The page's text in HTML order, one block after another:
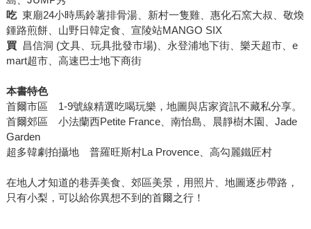
吃東廟24小時馬鈴薯排骨湯、新村一隻雞、惠化石窯大叔、敬煥
鍾路煎餅、山野日韓定食、宣陵站MANGO SIX
買昌信洞 (文具、玩具批發市場)、永登浦地下街、樂天超市、e
mart超市、高速巴士地下商街
本書特色
首爾市區 1-9號線精選吃喝玩樂，地圖與店家資訊不藏私分享。
首爾郊區 小法蘭西Petite France、南怡島、晨靜樹木園、Jade
Garden
超多韓劇拍攝地 普羅旺斯村La Provence、高勾麗鐵匠村
在地人才知道的巷弄美食、郊區美景，用照片、地圖逐步帶路，
只有小梨，可以給你異想不到的首爾之行！